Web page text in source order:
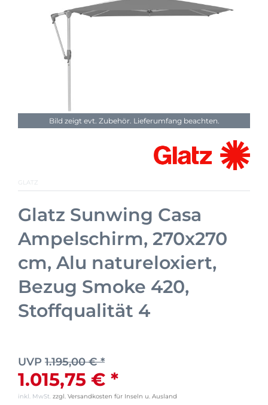
Bild zeigt evt. Zubehör. Lieferumfang beachten.
GLATZ
Glatz Sunwing Casa
Ampelschirm, 270x270
cm, Alu natureloxiert,
Bezug Smoke 420,
Stoffqualität 4
UVP 1.195,00 € *
1.015,75 € *
inkl. MwSt. zzgl. Versandkosten für Inseln u. Ausland